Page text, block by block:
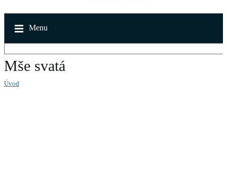
Menu
Mše svatá
Úvod